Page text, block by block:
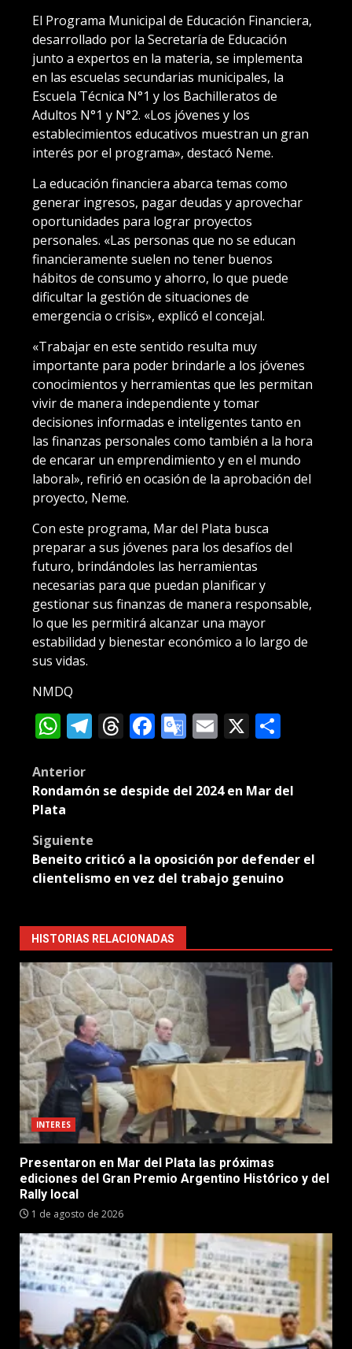
El Programa Municipal de Educación Financiera,
desarrollado por la Secretaría de Educación
junto a expertos en la materia, se implementa
en las escuelas secundarias municipales, la
Escuela Técnica N°1 y los Bachilleratos de
Adultos N°1 y N°2. «Los jóvenes y los
establecimientos educativos muestran un gran
interés por el programa», destacó Neme.
La educación financiera abarca temas como
generar ingresos, pagar deudas y aprovechar
oportunidades para lograr proyectos
personales. «Las personas que no se educan
financieramente suelen no tener buenos
hábitos de consumo y ahorro, lo que puede
dificultar la gestión de situaciones de
emergencia o crisis», explicó el concejal.
«Trabajar en este sentido resulta muy
importante para poder brindarle a los jóvenes
conocimientos y herramientas que les permitan
vivir de manera independiente y tomar
decisiones informadas e inteligentes tanto en
las finanzas personales como también a la hora
de encarar un emprendimiento y en el mundo
laboral», refirió en ocasión de la aprobación del
proyecto, Neme.
Con este programa, Mar del Plata busca
preparar a sus jóvenes para los desafíos del
futuro, brindándoles las herramientas
necesarias para que puedan planificar y
gestionar sus finanzas de manera responsable,
lo que les permitirá alcanzar una mayor
estabilidad y bienestar económico a lo largo de
sus vidas.
NMDQ
WhatsApp
Telegram
Threads
Facebook
Google
Email
X
Post
navigation
Anterior
Rondamón se despide del 2024 en Mar del
Plata
Siguiente
Beneito criticó a la oposición por defender el
clientelismo en vez del trabajo genuino
HISTORIAS RELACIONADAS
INTERES
Presentaron en Mar del Plata las próximas
ediciones del Gran Premio Argentino Histórico y del
Rally local
1 de agosto de 2026